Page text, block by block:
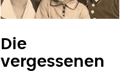
Die
vergessenen